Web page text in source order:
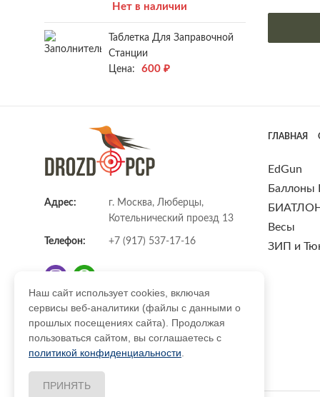
Нет в наличии
Таблетка Для Заправочной
Станции
Цена:
600 ₽
Адрес:
г. Москва, Люберцы,
Котельнический проезд 13
Телефон: +7 (917) 537-17-16
E-mail: info@DrozdPcp.ru
ГЛАВНАЯ
EdGun
Баллоны
Весы
ЗИП и
Наш сайт использует cookies, включая
сервисы веб-аналитики (файлы с данными о
прошлых посещениях сайта). Продолжая
пользоваться сайтом, вы соглашаетесь с
политикой конфиденциальности
ПРИНЯТЬ